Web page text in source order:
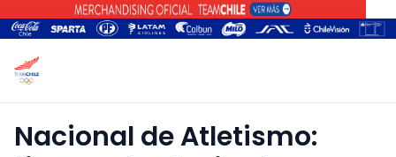
Nacional de Atletismo: